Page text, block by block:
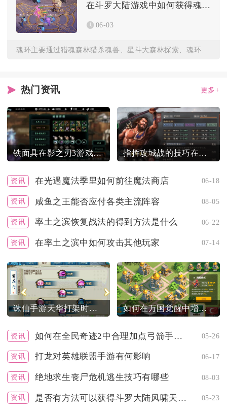
在斗罗大陆游戏中如何获得魂环
06-03
魂环主要通过猎魂森林猎杀魂兽、星斗大森林探索、魂环召唤、合成...
热门资讯 更多+
铁面具在影之刃3游戏中起到什么作用 指挥攻城战的技巧在三国志战略版中如何运用
资讯 在光遇魔法季里如何前往魔法商店 06-18
资讯 咸鱼之王能否应付各类主流阵容 08-05
资讯 率土之滨恢复战法的得到方法是什么 06-22
资讯 在率土之滨中如何攻击其他玩家 07-14
诛仙手游天华打架时要留意哪几个技能 如何在万国觉醒中增强部队的战斗能力
资讯 如何在全民奇迹2中合理加点弓箭手巡游者 05-26
资讯 打龙对英雄联盟手游有何影响 06-17
资讯 绝地求生丧尸危机逃生技巧有哪些 08-03
资讯 是否有方法可以获得斗罗大陆风啸天皮肤 05-23